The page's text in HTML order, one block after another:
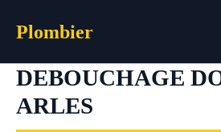
Plombier
DEBOUCHAGE
ARLES